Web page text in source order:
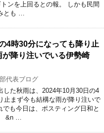
ンを上回るとの報。 しかも民間
とも …
4時30分になっても降り止
が降り注いでいる伊勢崎
代表ブログ
した秋雨は、2024年10月30日の4
止まず今も結構な雨が降り注いで
も今日は、ポスティング日和と
&n …